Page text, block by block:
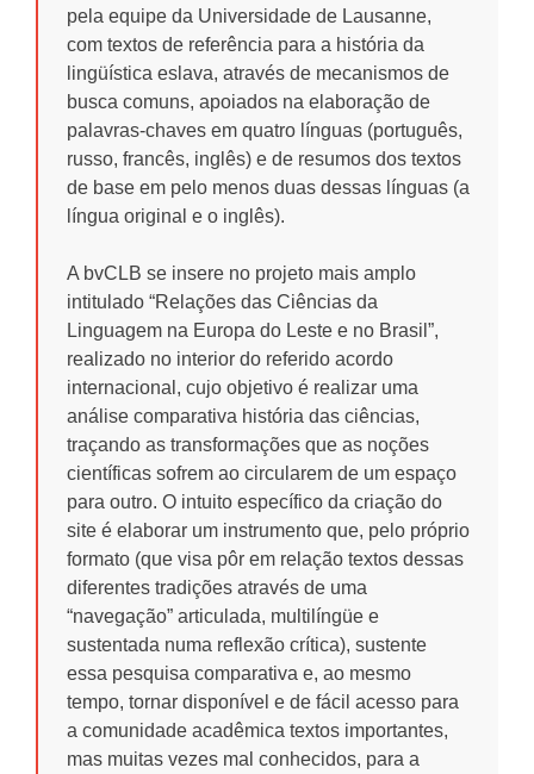
pela equipe da Universidade de Lausanne,
com textos de referência para a história da
lingüística eslava, através de mecanismos de
busca comuns, apoiados na elaboração de
palavras-chaves em quatro línguas (português,
russo, francês, inglês) e de resumos dos textos
de base em pelo menos duas dessas línguas (a
língua original e o inglês).
A bvCLB se insere no projeto mais amplo
intitulado “Relações das Ciências da
Linguagem na Europa do Leste e no Brasil”,
realizado no interior do referido acordo
internacional, cujo objetivo é realizar uma
análise comparativa história das ciências,
traçando as transformações que as noções
científicas sofrem ao circularem de um espaço
para outro. O intuito específico da criação do
site é elaborar um instrumento que, pelo próprio
formato (que visa pôr em relação textos dessas
diferentes tradições através de uma
“navegação” articulada, multilíngüe e
sustentada numa reflexão crítica), sustente
essa pesquisa comparativa e, ao mesmo
tempo, tornar disponível e de fácil acesso para
a comunidade acadêmica textos importantes,
mas muitas vezes mal conhecidos, para a